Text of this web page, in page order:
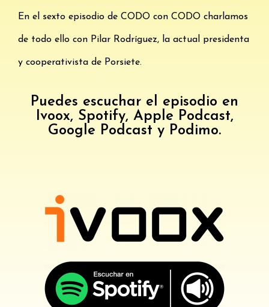
En el sexto episodio de CODO con CODO charlamos
de todo ello con Pilar Rodríguez, la actual presidenta
y cooperativista de Porsiete.
Puedes escuchar el episodio en
Ivoox, Spotify, Apple Podcast,
Google Podcast y Podimo.